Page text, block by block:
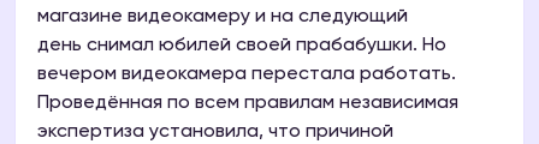
магазине видеокамеру и на следующий
день снимал юбилей своей прабабушки. Но
вечером видеокамера перестала работать.
Проведённая по всем правилам независимая
экспертиза установила, что причиной